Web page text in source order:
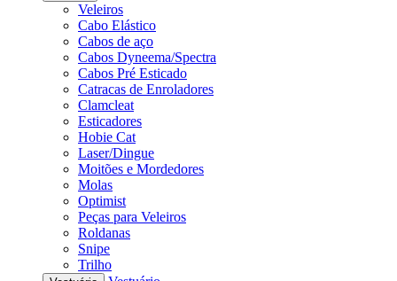
Veleiros
Cabo Elástico
Cabos de aço
Cabos Dyneema/Spectra
Cabos Pré Esticado
Catracas de Enroladores
Clamcleat
Esticadores
Hobie Cat
Laser/Dingue
Moitões e Mordedores
Molas
Optimist
Peças para Veleiros
Roldanas
Snipe
Trilho